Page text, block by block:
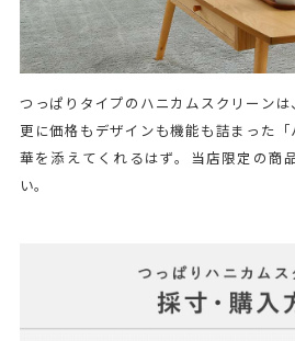
つっぱりタイプのハニカムスクリーンは
更に価格もデザインも機能も詰まった
華を添えてくれるはず。当店限定の商
い。